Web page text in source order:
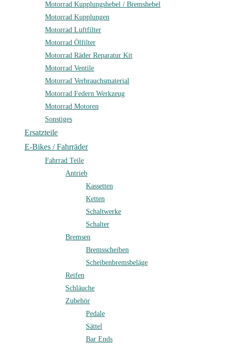
Motorrad Kupplungshebel / Bremshebel
Motorrad Kupplungen
Motorrad Luftfilter
Motorrad Ölfilter
Motorrad Räder Reparatur Kit
Motorrad Ventile
Motorrad Verbrauchsmaterial
Motorrad Federn Werkzeug
Motorrad Motoren
Sonstiges
Ersatzteile
E-Bikes / Fahrräder
Fahrrad Teile
Antrieb
Kassetten
Ketten
Schaltwerke
Schalter
Bremsen
Bremsscheiben
Scheibenbremsbeläge
Reifen
Schläuche
Zubehör
Pedale
Sättel
Bar Ends